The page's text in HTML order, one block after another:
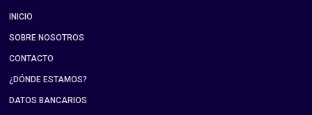
INICIO
SOBRE NOSOTROS
CONTACTO
¿DÓNDE ESTAMOS?
DATOS BANCARIOS